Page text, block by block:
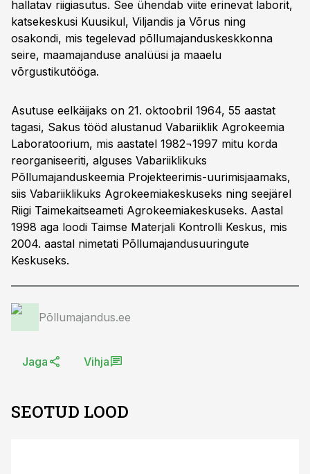
hallatav riigiasutus. See ühendab viite erinevat laborit,
katsekeskusi Kuusikul, Viljandis ja Võrus ning
osakondi, mis tegelevad põllumajanduskeskkonna
seire, maamajanduse analüüsi ja maaelu
võrgustikutööga.
Asutuse eelkäijaks on 21. oktoobril 1964, 55 aastat
tagasi, Sakus tööd alustanud Vabariiklik Agrokeemia
Laboratoorium, mis aastatel 1982¬1997 mitu korda
reorganiseeriti, alguses Vabariiklikuks
Põllumajanduskeemia Projekteerimis-uurimisjaamaks,
siis Vabariiklikuks Agrokeemiakeskuseks ning seejärel
Riigi Taimekaitseameti Agrokeemiakeskuseks. Aastal
1998 aga loodi Taimse Materjali Kontrolli Keskus, mis
2004. aastal nimetati Põllumajandusuuringute
Keskuseks.
Põllumajandus.ee
Jaga Vihja
SEOTUD LOOD